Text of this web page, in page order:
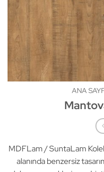
ANA
MDFLam / SuntaLam
alanında benzersiz